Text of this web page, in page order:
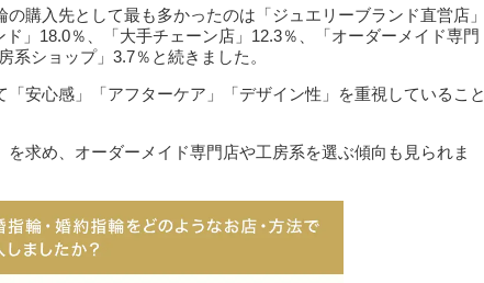
購入先として最も多かったのは「ジュエリーブランド直営店」
」18.0％、「大手チェーン店」12.3％、「オーダーメイド専門
系ショップ」3.7％と続きました。
安心感」「アフターケア」「デザイン性」を重視していること
求め、オーダーメイド専門店や工房系を選ぶ傾向も見られま